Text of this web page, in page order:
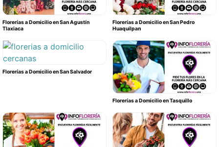
Florerías a Domicilio en San Agustín
Tlaxiaca
Florerías a Domicilio en San Pedro
Huaquilpan
Florerías a Domicilio en San Salvador
Florerías a Domicilio en Tasquillo